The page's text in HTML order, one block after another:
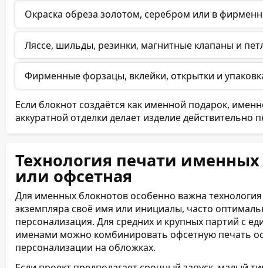
Окраска обреза золотом, серебром или в
Ляссе, шильды, резинки, магнитные клапаны и
Фирменные форзацы, вклейки, открытки и
Если блокнот создаётся как именной подарок,
аккуратной отделки делает изделие действительно
Технология печати
или офсетная
Для именных блокнотов особенно важна
экземпляра своё имя или инициалы, часто
персонализация. Для средних и крупных партий
именами можно комбинировать офсетную печать
персонализации на обложках.